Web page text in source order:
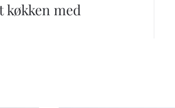
køkken med